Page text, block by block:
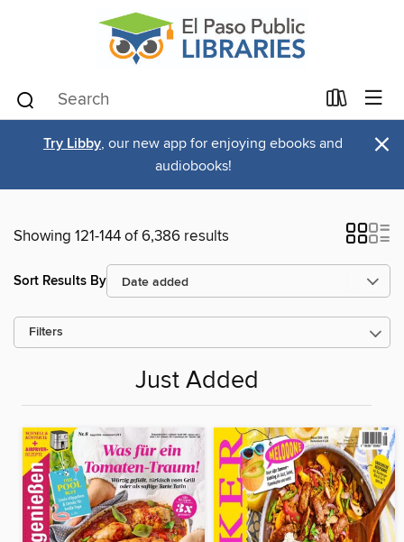
Try Libby, our new app for enjoying ebooks and
audiobooks!
×
Showing 121-144 of 6,386 results
Sort Results By
Filters
Just Added